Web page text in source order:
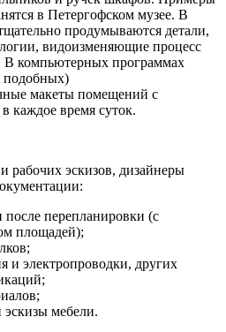
в Петергофском музее. В
продумываются детали,
видоизменяющие процесс
В компьютерных программах
макеты помещений с
каждое время суток.
рабочих эскизов, дизайнеры
перепланировки (с
площадей);
и электропроводки, других
эскизы мебели.